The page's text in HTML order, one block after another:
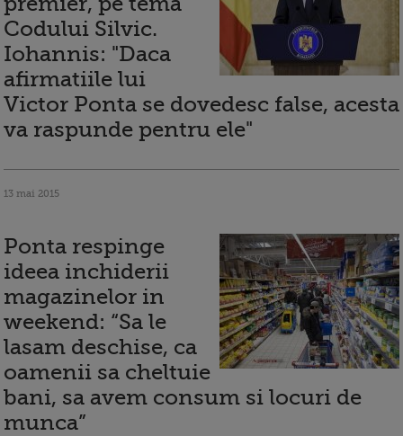
Codului Silvic.
Iohannis: "Daca
afirmatiile lui
Victor Ponta se dovedesc false, acesta
va raspunde pentru ele"
13 mai 2015
Ponta respinge
ideea inchiderii
magazinelor in
weekend: “Sa le
lasam deschise, ca
oamenii sa cheltuie
bani, sa avem consum si locuri de
munca”